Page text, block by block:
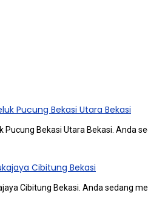
Pucung Bekasi Utara Bekasi
Pucung Bekasi Utara Bekasi. Andа
Cibitung Bekasi
Cibitung Bekasi. Andа ѕеdаng